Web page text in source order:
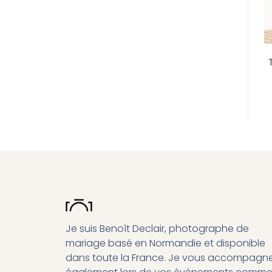
Je suis Benoît Declair, photographe de
mariage basé en Normandie et disponible
dans toute la France. Je vous